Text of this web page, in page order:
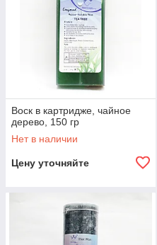
Воск в картридже, чайное
дерево, 150 гр
Нет в наличии
Цену уточняйте